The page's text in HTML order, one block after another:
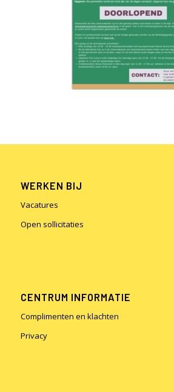
WERKEN BIJ
Vacatures
Open sollicitaties
CENTRUM INFORMATIE
Complimenten en klachten
Privacy